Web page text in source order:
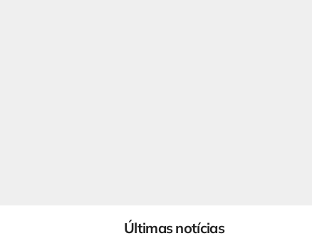
Últimas notícias